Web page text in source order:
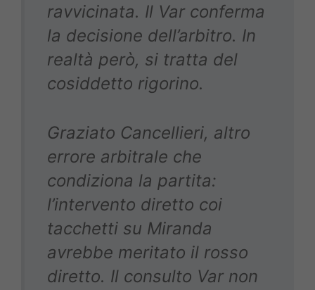
ravvicinata. Il Var conferma
la decisione dell’arbitro. In
realtà però, si tratta del
cosiddetto rigorino.
Graziato Cancellieri, altro
errore arbitrale che
condiziona la partita:
l’intervento diretto coi
tacchetti su Miranda
avrebbe meritato il rosso
diretto. Il consulto Var non